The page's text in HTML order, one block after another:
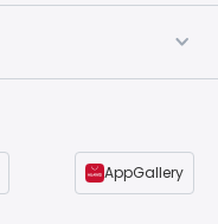
AppGallery